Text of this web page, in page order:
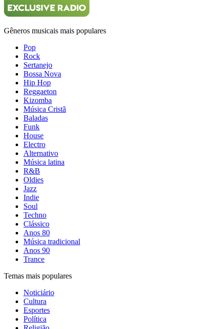
Gêneros musicais mais populares
Pop
Rock
Sertanejo
Bossa Nova
Hip Hop
Reggaeton
Kizomba
Música Cristã
Baladas
Funk
House
Electro
Alternativo
Música latina
R&B
Oldies
Jazz
Indie
Soul
Techno
Clássico
Anos 80
Música tradicional
Anos 90
Trance
Temas mais populares
Noticiário
Cultura
Esportes
Política